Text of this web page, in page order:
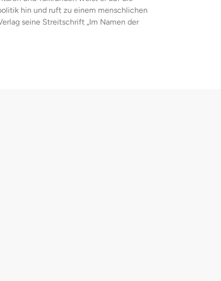
hin und ruft zu einem menschlichen
seine Streitschrift „Im Namen der